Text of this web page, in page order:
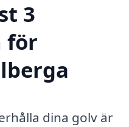
3
för
dina golv är